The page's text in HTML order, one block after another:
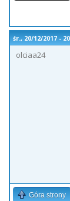
śr., 20/12/2017 -
olciaa24
Góra strony